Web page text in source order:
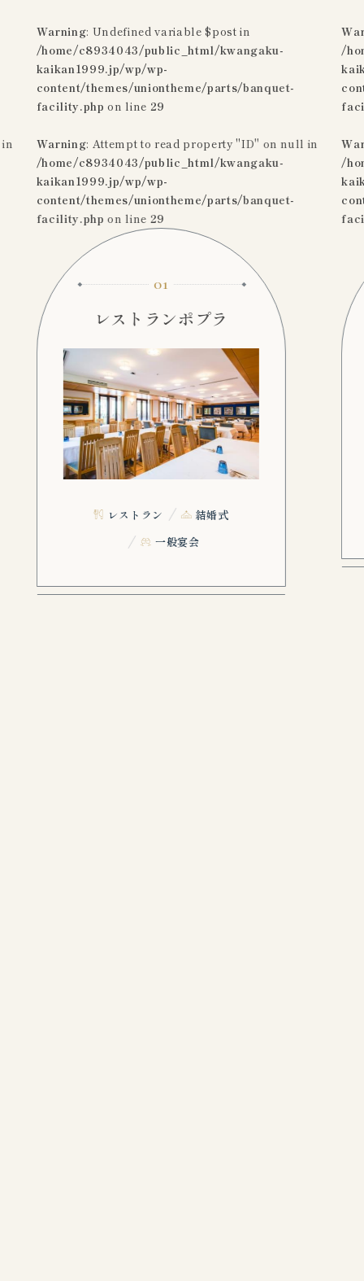
Warning: Undefined variable $post in
/home/c8934043/public_html/kwangaku-
kaikan1999.jp/wp/wp-
content/themes/uniontheme/parts/banquet-
facility.php on line 29
Warning: Attempt to read property "ID" on null in
/home/c8934043/public_html/kwangaku-
kaikan1999.jp/wp/wp-
content/themes/uniontheme/parts/banquet-
facility.php on line 29
01
レストランポプラ
レストラン
結婚式
一般宴会
/
/